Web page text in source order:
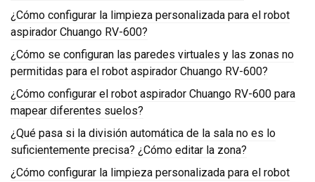
¿Cómo configurar la limpieza personalizada para el robot
aspirador Chuango RV-600?
¿Cómo se configuran las paredes virtuales y las zonas no
permitidas para el robot aspirador Chuango RV-600?
¿Cómo configurar el robot aspirador Chuango RV-600 para
mapear diferentes suelos?
¿Qué pasa si la división automática de la sala no es lo
suficientemente precisa? ¿Cómo editar la zona?
¿Cómo configurar la limpieza personalizada para el robot